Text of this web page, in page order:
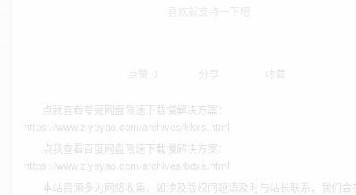
点赞 0 分享 收藏
点我查看夸克网盘限速下载慢解决方案：
https://www.ziyeyao.com/archives/kkxs.html
点我查看百度网盘限速下载慢解决方案：
https://www.ziyeyao.com/archives/bdxs.html
本站资源多为网络收集，如涉及版权问题请及时与站长联系，我们会